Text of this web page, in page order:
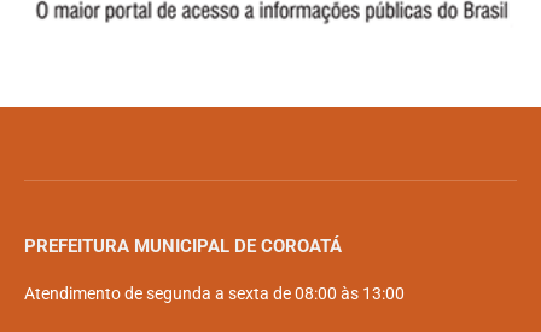
PREFEITURA MUNICIPAL DE COROATÁ
Atendimento de segunda a sexta de 08:00 às 13:00